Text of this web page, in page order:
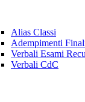
Alias Classi
Adempimenti
Verbali Esami
Verbali CdC